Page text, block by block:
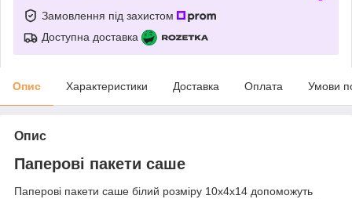
Замовлення під захистом
Доступна доставка
Опис Характеристики Доставка Оплата Умови
Опис
Паперові пакети саше
Паперові пакети саше білий розміру 10x4x14 допоможуть